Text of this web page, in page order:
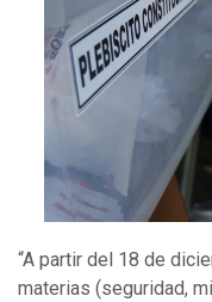
“A partir del 18 de
materias (seguridad,